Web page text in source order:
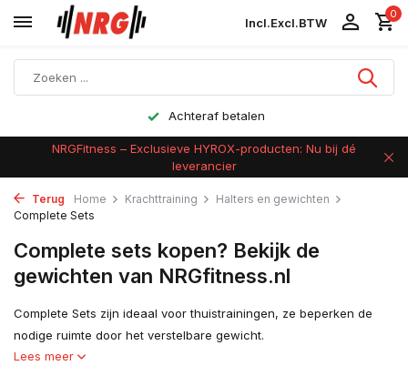
Incl.Excl.BTW
0
Achteraf betalen
NRGFitness – Exclusieve HYROX-producten: Nu bij dé
leverancier
Terug Home Krachttraining
Halters en gewichten
Complete Sets
Complete sets kopen? Bekijk de
gewichten van NRGfitness.nl
Complete Sets zijn ideaal voor thuistrainingen, ze beperken de
nodige ruimte door het verstelbare gewicht.
Lees meer